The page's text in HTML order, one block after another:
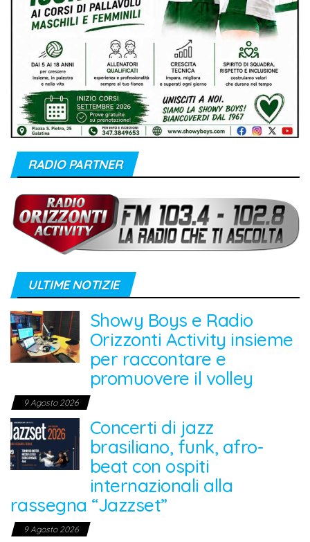
RADIO PARTNER
ULTIME NOTIZIE
Showy Boys e Radio
Orizzonti Activity insieme
per raccontare e
promuovere il volley
9 Agosto 2026
Concerti di jazz
brasiliano, funk, afro-
beat con ospiti
internazionali alla
rassegna “Jazzset”
9 Agosto 2026